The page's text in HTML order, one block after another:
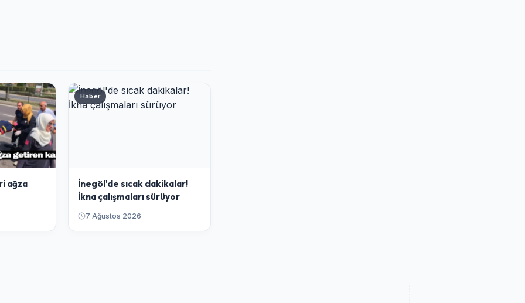
ağza
Haber
İnegöl'de sıcak dakikalar!
İkna çalışmaları sürüyor
7 Ağustos 2026